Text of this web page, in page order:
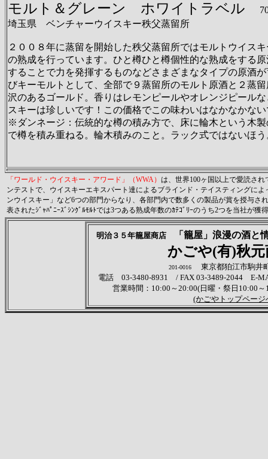
モルト＆グレーン ホワイトラベル
埼玉県 ベンチャーウイスキー秩父蒸留所
２００８年に蒸留を開始した秩父蒸留所ではモルトウイス
の熟成を行っています。ひと樽ひと樽個性的な熟成をする
することで力を発揮するものなどさまざまなタイプの原酒
びキーモルトとして、全部で９蒸留所のモルト原酒と２蒸
沢のあるゴールド。香りはレモンピールやオレンジピール
スキーは珍しいです！この価格でこの味わいはなかなかな
※ダンネージ：伝統的な樽の積み方で、床に輪木という木
で樽を積み重ねる。輪木積みのこと。ラック式ではないほう
「ワールド・ウイスキー・アワード」（WWA） は、世界100ヶ国以上で愛読さ
ンテストで、ウイスキーエキスパート達によるブラインド・テイスティングに
ンウイスキー」など6つの部門からなり、各部門内で数多くの製品が賞を授与さ
表されたｼﾞｬﾊﾟﾆｰｽﾞｼﾝｸﾞﾙﾓﾙﾄでは3つある熟成年数のｶﾃｺﾞﾘｰのうち2つを当社が獲
明治３５年籠屋商店 「籠屋」浪
かごや(有)秋
201-0016
東京都狛江市駒井
電話 03-3480-8931 / FAX 03-3489-2044 E-
営業時間：10:00～20:00(日曜・祭日10:00
(かごやトップページ